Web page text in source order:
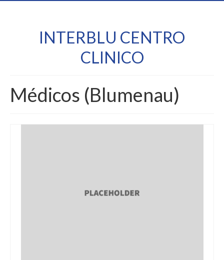
INTERBLU CENTRO
CLINICO
Médicos (Blumenau)